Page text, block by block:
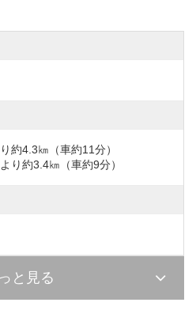
約4.3㎞（車約11分）
り約3.4㎞（車約9分）
と見る